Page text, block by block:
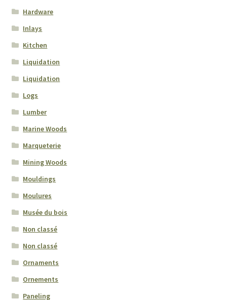
Hardware
Inlays
Kitchen
Liquidation
Liquidation
Logs
Lumber
Marine Woods
Marqueterie
Mining Woods
Mouldings
Moulures
Musée du bois
Non classé
Non classé
Ornaments
Ornements
Paneling